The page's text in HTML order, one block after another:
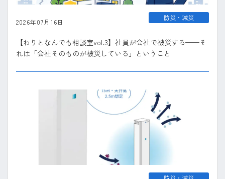
2026年07月16日
【わりとなんでも相談室vol.3】社員が会社で被災する——そ
れは「会社そのものが被災している」ということ
防災・減災